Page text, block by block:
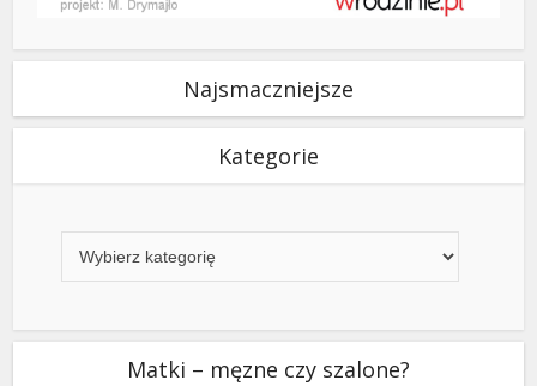
Najsmaczniejsze
Kategorie
Matki – męzne czy szalone?